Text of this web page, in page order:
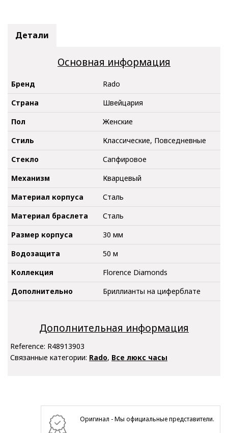
Детали
Основная информация
Бренд
Rado
Страна
Швейцария
Пол
Женские
Стиль
Классические, Повседневные
Стекло
Сапфировое
Механизм
Кварцевый
Материал корпуса
Сталь
Материал браслета
Сталь
Размер корпуса
30 мм
Водозащита
50 м
Коллекция
Florence Diamonds
Дополнительно
Бриллианты на циферблате
Дополнительная информация
Reference: R48913903
Связанные категории: Rado, Все люкс часы
Оригинал - Мы официальные представители.